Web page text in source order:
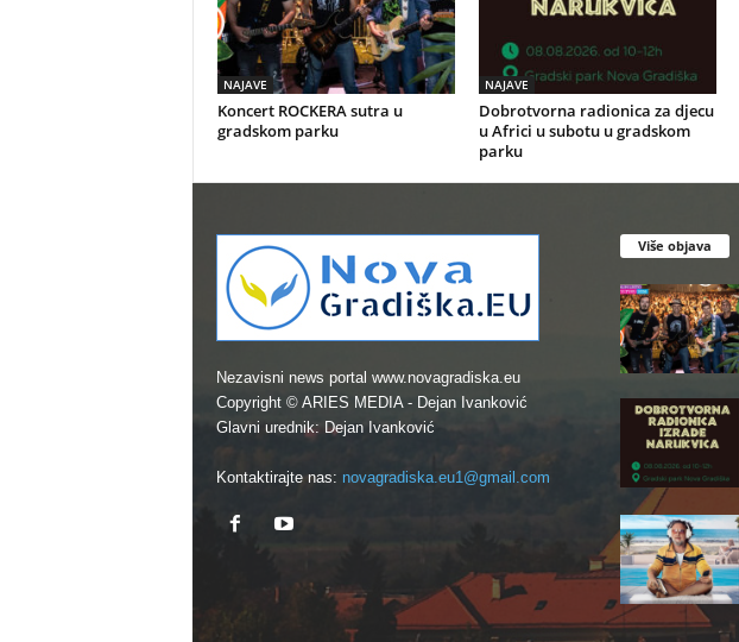
NAJAVE
Koncert ROCKERA sutra u
gradskom parku
NAJAVE
Dobrotvorna radionica za djecu
u Africi u subotu u gradskom
parku
Nezavisni news portal www.novagradiska.eu
Copyright © ARIES MEDIA - Dejan Ivanković
Glavni urednik: Dejan Ivanković
Kontaktirajte nas: novagradiska.eu1@gmail.com
Više objava